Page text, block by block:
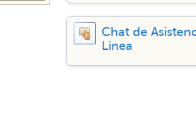
Chat de
Linea